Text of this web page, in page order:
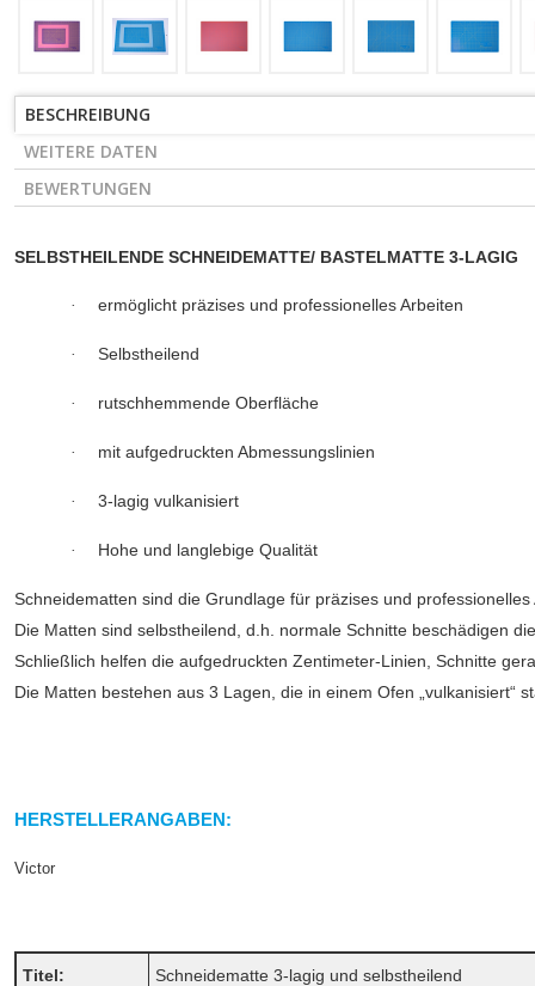
BESCHREIBUNG
WEITERE DATEN
BEWERTUNGEN
SELBSTHEILENDE SCHNEIDEMATTE/ BASTELMATTE 3-LAGIG
· ermöglicht präzises und professionelles Arbeiten
· Selbstheilend
· rutschhemmende Oberfläche
· mit aufgedruckten Abmessungslinien
· 3-lagig vulkanisiert
· Hohe und langlebige Qualität
Schneidematten sind die Grundlage für präzises und professionelles
Die Matten sind selbstheilend, d.h. normale Schnitte beschädigen
Schließlich helfen die aufgedruckten Zentimeter-Linien, Schnitte
Die Matten bestehen aus 3 Lagen, die in einem Ofen
HERSTELLERANGABEN:
Victor
Titel: Schneidematte 3-lagig und selbstheilend